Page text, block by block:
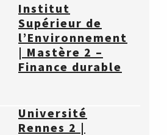
Institut
Supérieur de
l’Environnement
| Mastère 2 –
Finance durable
Université
Rennes 2 |